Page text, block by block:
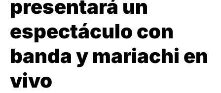
presentará un
espectáculo con
banda y mariachi en
vivo